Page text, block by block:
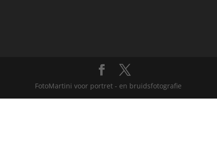
FotoMartini voor portret - en bruidsfotografie